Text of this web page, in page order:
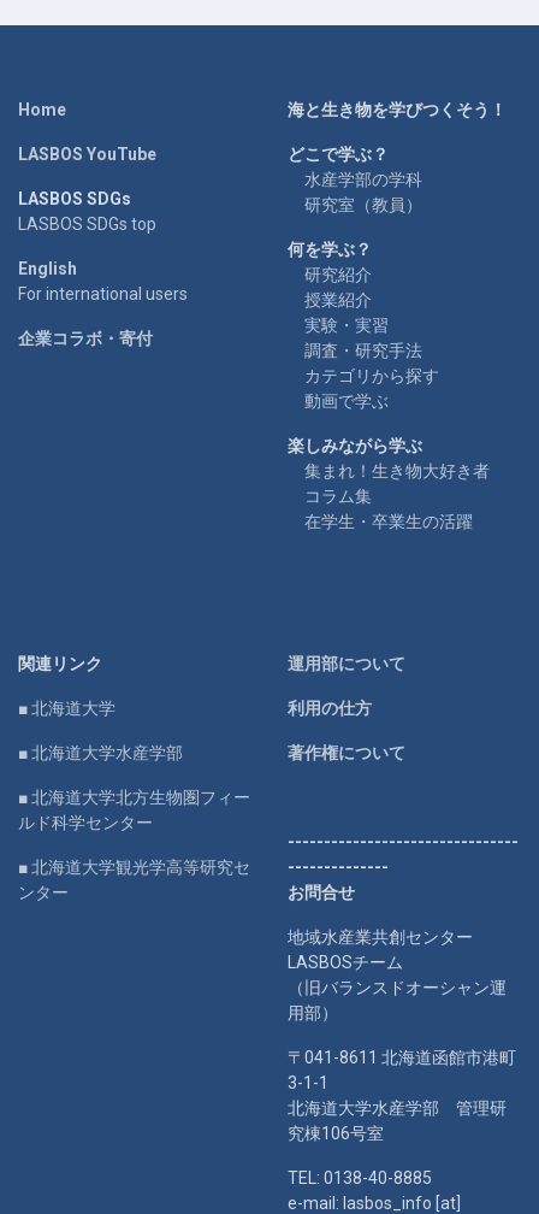
Home
LASBOS YouTube
LASBOS SDGs
LASBOS SDGs top
English
For international users
企業コラボ・寄付
海と生き物を学びつくそう！
どこで学ぶ？
水産学部の学科
研究室（教員）
何を学ぶ？
研究紹介
授業紹介
実験・実習
調査・研究手法
カテゴリから探す
動画で学ぶ
楽しみながら学ぶ
集まれ！生き物大好き者
コラム集
在学生・卒業生の活躍
関連リンク
■ 北海道大学
■ 北海道大学水産学部
■ 北海道大学北方生物圏フィー
ルド科学センター
■ 北海道大学観光学高等研究セ
ンター
運用部について
利用の仕方
著作権について
--------------------------------
--------------
お問合せ
地域水産業共創センター
LASBOSチーム
（旧バランスドオーシャン運
用部）
〒041-8611 北海道函館市港町
3-1-1
北海道大学水産学部 管理研
究棟106号室
TEL: 0138-40-8885
e-mail: lasbos_info [at]